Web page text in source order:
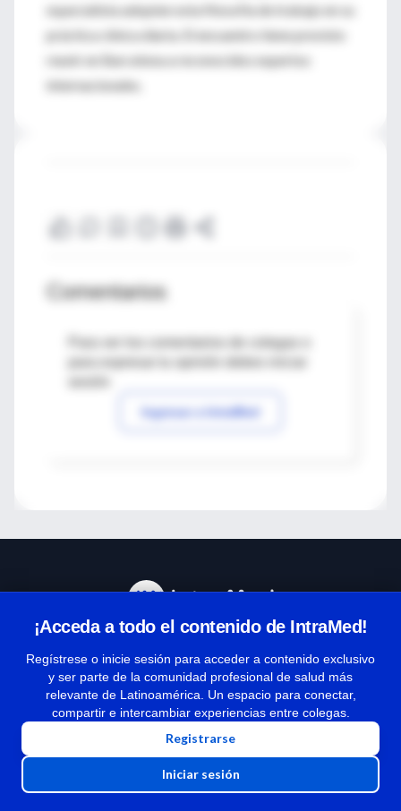
especialista adopten esta filosofía de trabajo en su
práctica clínica diaria. El encuentro tiene previsto
reunir en Barcelona a reconocidos expertos
internacionales.
Comentarios
Para ver los comentarios de colegas o
Ingresar a IntraMed
¡Acceda a todo el contenido de IntraMed!
Regístrese o inicie sesión para acceder a contenido exclusivo
y ser parte de la comunidad profesional de salud más
relevante de Latinoamérica. Un espacio para conectar,
compartir e intercambiar experiencias entre colegas.
Registrarse
Iniciar sesión
Términos y condiciones
| Políticas de privacidad
| Todos los derechos reservados | Copyright 1997-2026